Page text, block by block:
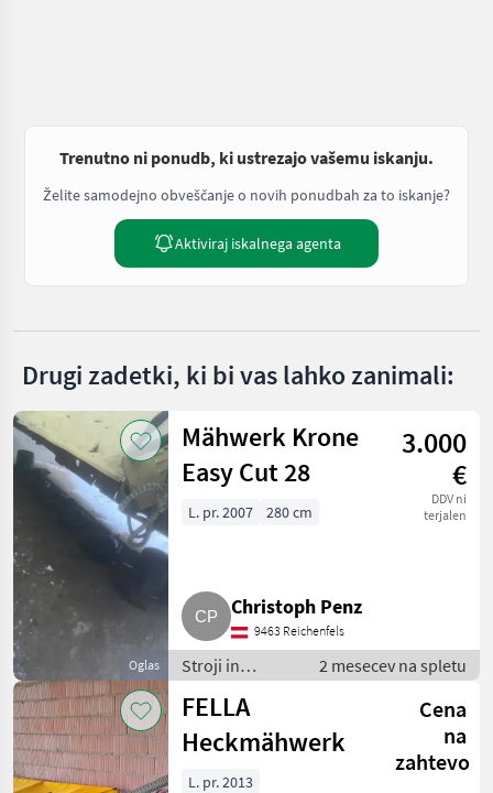
Trenutno ni ponudb, ki ustrezajo vašemu iskanju.
Želite samodejno obveščanje o novih ponudbah za to iskanje?
Aktiviraj iskalnega agenta
Drugi zadetki, ki bi vas lahko zanimali:
Oglas
Mähwerk Krone
Easy Cut 28
3.000
€
DDV ni
terjalen
L. pr. 2007 280 cm
Christoph Penz
9463 Reichenfels
Stroji in
oprema za
žetev in
spravilo /
Kosilnica
2 mesecev na spletu
FELLA
Heckmähwerk
Cena
na
zahtevo
L. pr. 2013